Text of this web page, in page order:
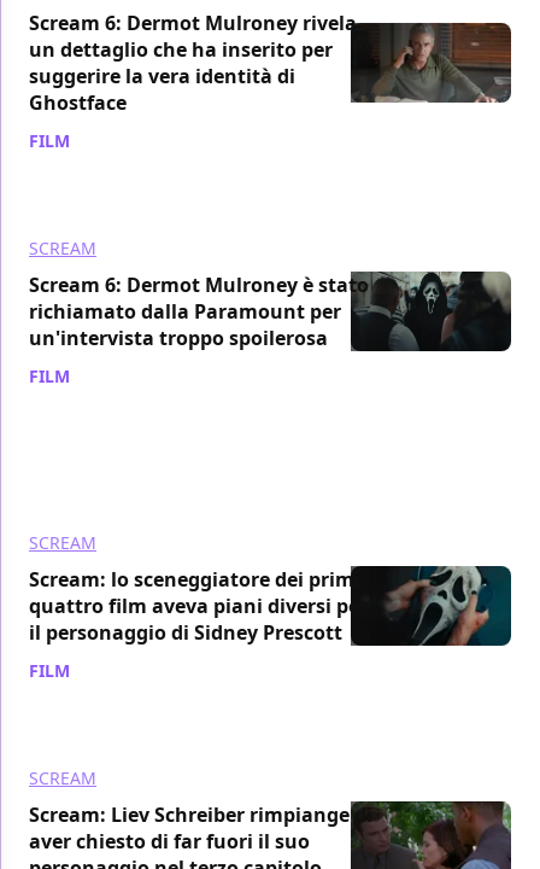
Scream 6: Dermot Mulroney rivela
un dettaglio che ha inserito per
suggerire la vera identità di
Ghostface
FILM
SCREAM
Scream 6: Dermot Mulroney è stato
richiamato dalla Paramount per
un'intervista troppo spoilerosa
FILM
SCREAM
Scream: lo sceneggiatore dei primi
quattro film aveva piani diversi per
il personaggio di Sidney Prescott
FILM
SCREAM
Scream: Liev Schreiber rimpiange di
aver chiesto di far fuori il suo